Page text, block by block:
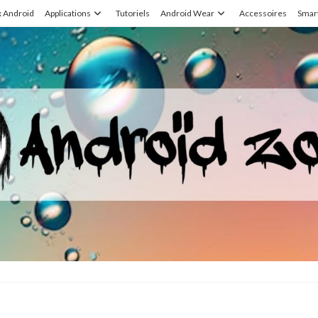
Android Applications Tutoriels Android Wear Accessoires